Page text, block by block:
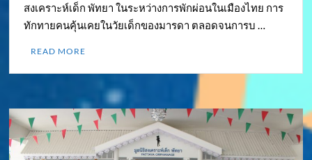
สงเคราะห์เด็ก พัทยา ในระหว่างการพักผ่อนในเมืองไทย การ
ทักทายคนคุ้นเคยในวัยเด็กของมารดา ตลอดจนการบ …
READ MORE